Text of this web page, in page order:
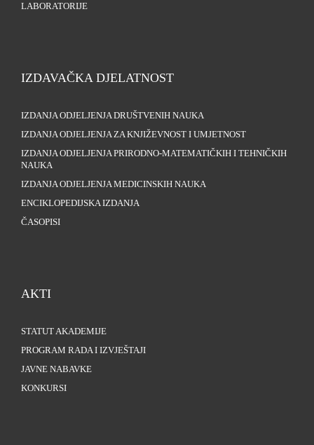
LABORATORIJE
IZDAVAČKA DJELATNOST
IZDANJA ODJELJENJA DRUŠTVENIH NAUKA
IZDANJA ODJELJENJA ZA KNJIŽEVNOST I UMJETNOST
IZDANJA ODJELJENJA PRIRODNO-MATEMATIČKIH I TEHNIČKIH
NAUKA
IZDANJA ODJELJENJA MEDICINSKIH NAUKA
ENCIKLOPEDIJSKA IZDANJA
ČASOPISI
AKTI
STATUT AKADEMIJE
PROGRAM RADA I IZVJEŠTAJI
JAVNE NABAVKE
KONKURSI